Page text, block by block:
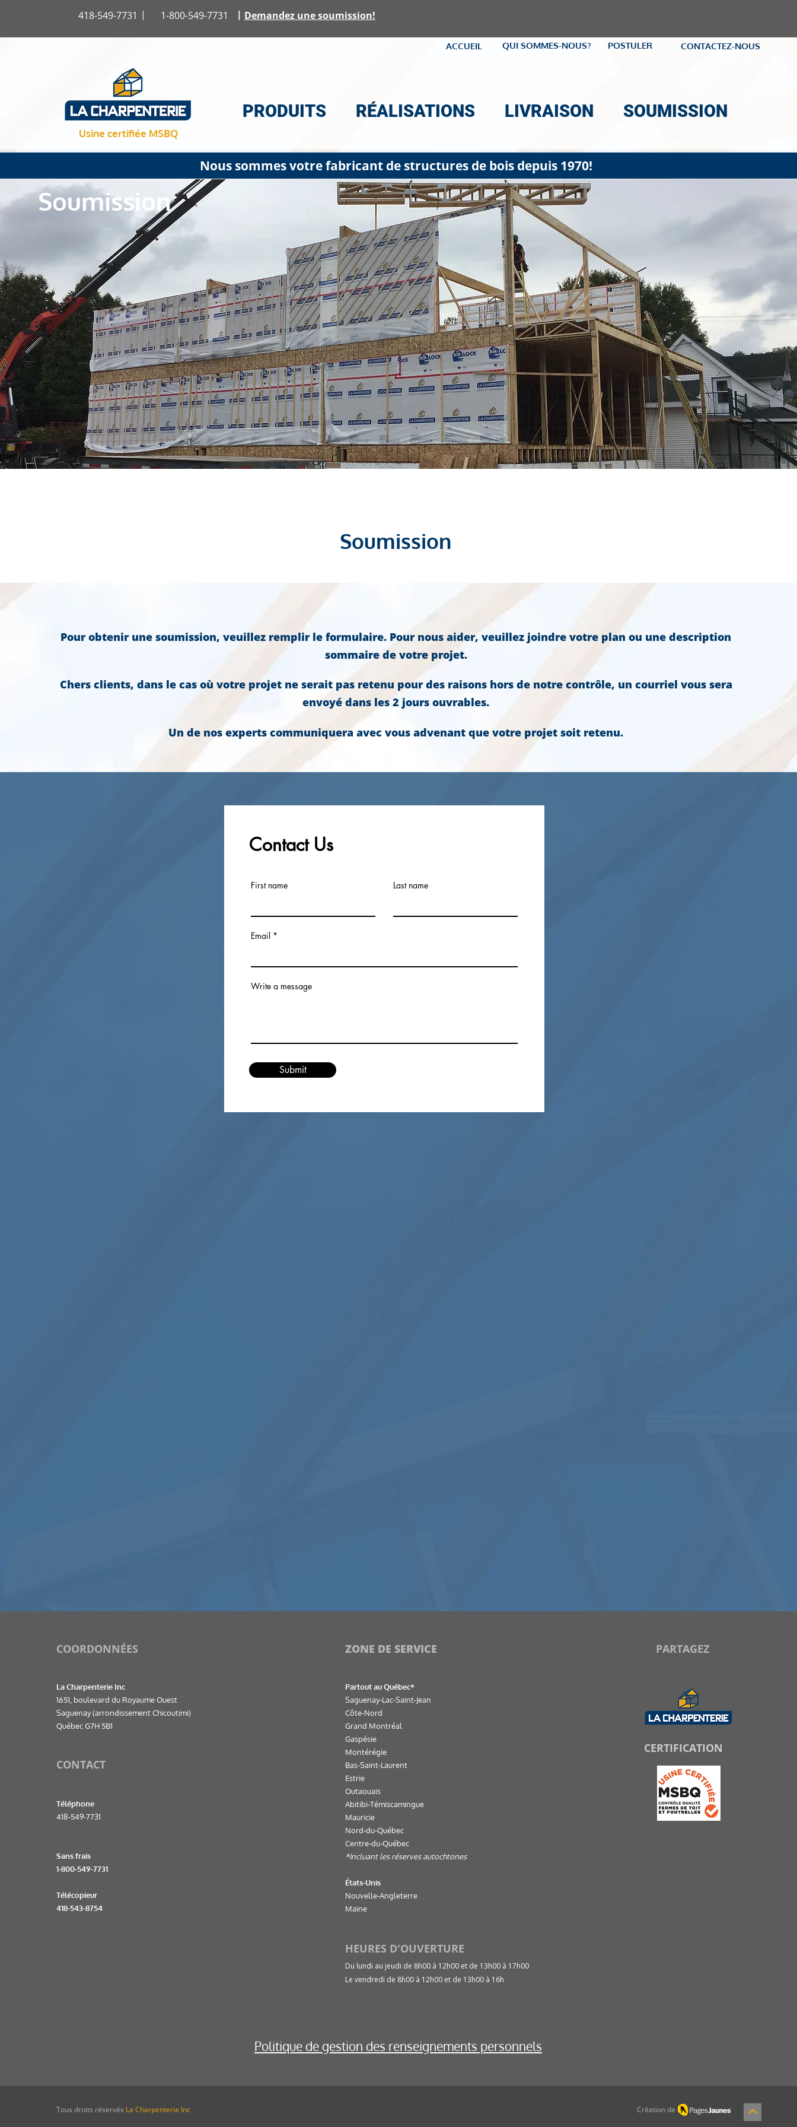
|
418-549-7731 1-800-549-7731 | Demandez une soumission!
ACCUEIL QUI SOMMES-NOUS? POSTULER CONTACTEZ-NOUS
Usine certifiée MSBQ
PRODUITS RÉALISATIONS LIVRAISON SOUMISSION
Nous sommes votre fabricant de structures de bois depuis 1970!
Soumission
Soumission
Pour obtenir une soumission, veuillez remplir le formulaire. Pour nous aider, veuillez joindre votre plan ou une description
sommaire de votre projet.
Chers clients, dans le cas où votre projet ne serait pas retenu pour des raisons hors de notre contrôle, un courriel vous sera
envoyé dans les 2 jours ouvrables.
Un de nos experts communiquera avec vous advenant que votre projet soit retenu.
Contact Us
First name Last name
Email
Write a message
Submit
COORDONNÉES
La Charpenterie Inc
1651, boulevard du Royaume Ouest
Saguenay (arrondissement Chicoutimi)
Québec G7H 5B1
CONTACT
Téléphone
418-549-7731
Sans frais
1-800-549-7731
Télécopieur
418-543-8754
ZONE DE SERVICE
Partout au Québec*
Saguenay-Lac-Saint-Jean
Côte-Nord
Grand Montréal
Gaspésie
Montérégie
Bas-Saint-Laurent
Estrie
Outaouais
Abitibi-Témiscamingue
Mauricie
Nord-du-Québec
Centre-du-Québec
*Incluant les réserves autochtones
États-Unis
Nouvelle-Angleterre
Maine
HEURES D'OUVERTURE
Du lundi au jeudi de 8h00 à 12h00 et de 13h00 à 17h00
Le vendredi de 8h00 à 12h00 et de 13h00 à 16h
PARTAGEZ
CERTIFICATION
Politique de gestion des renseignements personnels
Tous droits réservés La Charpenterie Inc Création de